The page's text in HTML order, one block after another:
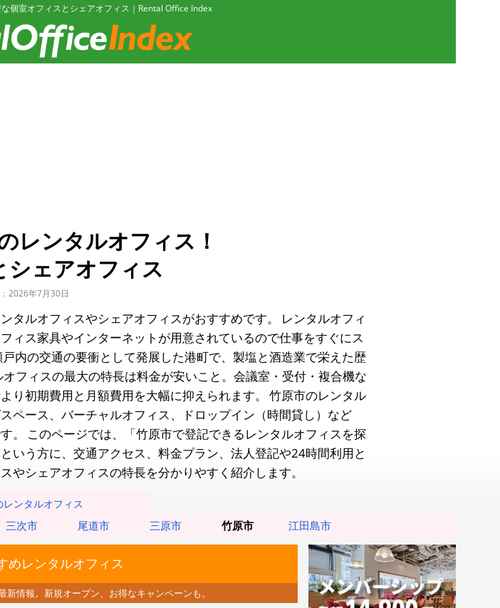
個室オフィスとシェアオフィス｜Rental Office Index
レンタルオフィス！
シェアオフィス
2026年7月30日
ルオフィスやシェアオフィスがおすすめです。
レンタルオフィ
ィス家具やインターネットが用意されているので仕事をすぐにス
内の交通の要衝として発展した港町で、製塩と酒造業で栄えた歴
フィスの最大の特長は料金が安いこと。会議室・受付・複合機な
り初期費用と月額費用を大幅に抑えられます。
竹原市のレンタル
ペース、バーチャルオフィス、ドロップイン（時間貸し）など
。
このページでは、「竹原市で登記できるレンタルオフィスを探
いう方に、交通アクセス、料金プラン、法人登記や24時間利用と
シェアオフィスの特長を分かりやすく紹介します。
レンタルオフィス
三次市 尾道市 三原市 竹原市 江田島市
めレンタルオフィス
情報。 新規オープン、お得なキャンペーンも。